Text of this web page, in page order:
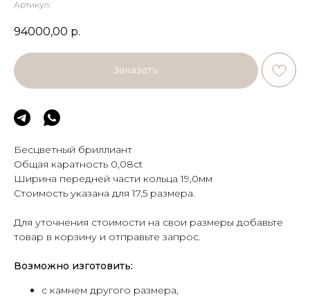
Артикул:
94000,00 р.
Заказать
Бесцветный бриллиант
Общая каратность 0,08ct
Ширина передней части кольца 19,0мм
Стоимость указана для 17,5 размера.
Для уточнения стоимости на свои размеры добавьте
товар в корзину и отправьте запрос.
Возможно изготовить:
с камнем другого размера,